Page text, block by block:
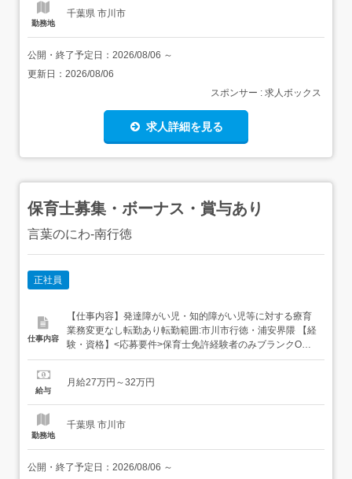
勤務地
千葉県 市川市
公開・終了予定日： 2026/08/06 ～
更新日： 2026/08/06
スポンサー : 求人ボックス
求人詳細を見る
保育士募集・ボーナス・賞与あり
言葉のにわ‐南行徳
正社員
仕事内容
【仕事内容】発達障がい児・知的障がい児等に対する療育
業務変更なし転勤あり転勤範囲:市川市行徳・浦安界隈 【経
験・資格】<応募要件>保育士免許経験者のみブランクOK
年齢・学歴不問 【給与】月給 270,000円 〜 320,000円<給
円・処遇改善加算 40,000円固定残業代なしその他手当通勤
給与
月給27万円～32万円
勤務地
千葉県 市川市
公開・終了予定日： 2026/08/06 ～